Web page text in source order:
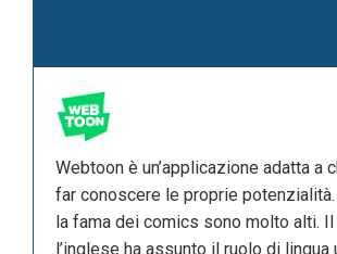
Webtoon è un’applicazione adatta
far conoscere le proprie
la fama dei comics sono molto alti.
l’inglese ha assunto il ruolo di